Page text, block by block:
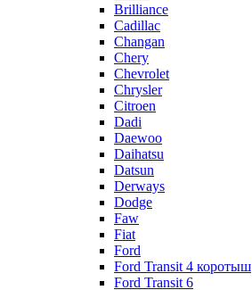
Brilliance
Cadillac
Changan
Chery
Chevrolet
Chrysler
Citroen
Dadi
Daewoo
Daihatsu
Datsun
Derways
Dodge
Faw
Fiat
Ford
Ford Transit 4 коротыш
Ford Transit 6